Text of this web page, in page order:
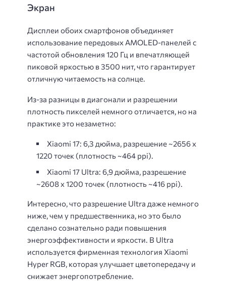
Экран
Дисплеи обоих смартфонов объединяет
использование передовых AMOLED-панелей с
частотой обновления 120 Гц и впечатляющей
пиковой яркостью в 3500 нит, что гарантирует
отличную читаемость на солнце.
Из-за разницы в диагонали и разрешении
плотность пикселей немного отличается, но на
практике это незаметно:
Xiaomi 17: 6,3 дюйма, разрешение ~2656 x
1220 точек (плотность ~464 ppi).
Xiaomi 17 Ultra: 6,9 дюйма, разрешение
~2608 x 1200 точек (плотность ~416 ppi).
Интересно, что разрешение Ultra даже немного
ниже, чем у предшественника, но это было
сделано сознательно ради повышения
энергоэффективности и яркости. В Ultra
используется фирменная технология Xiaomi
Hyper RGB, которая улучшает цветопередачу и
снижает энергопотребление.